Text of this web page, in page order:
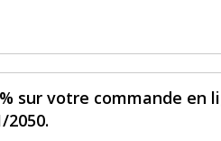
sur votre commande en
2050.